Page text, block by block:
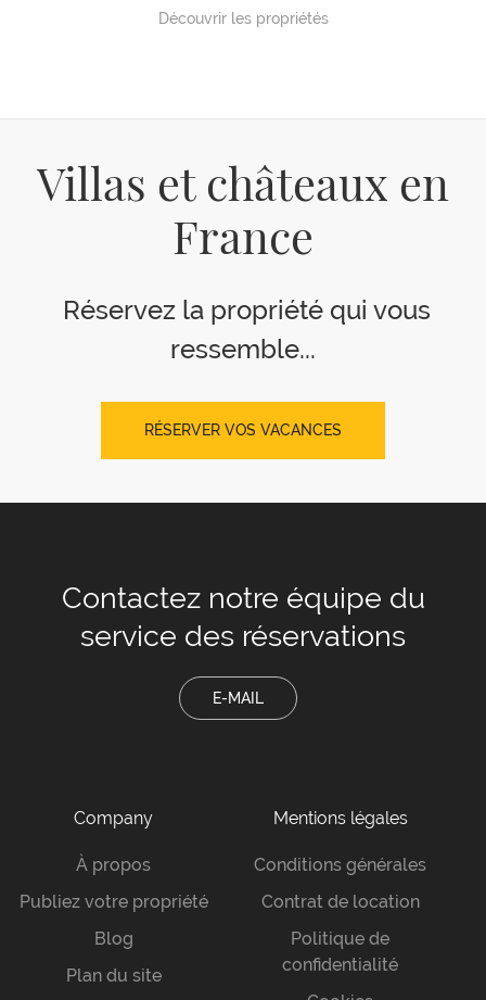
Découvrir les propriétés
Villas et châteaux en
France
Réservez la propriété qui vous
ressemble...
RÉSERVER VOS VACANCES
Contactez notre équipe du
service des réservations
E-MAIL
Company
À propos
Publiez votre propriété
Blog
Plan du site
Mentions légales
Conditions générales
Contrat de location
Politique de
confidentialité